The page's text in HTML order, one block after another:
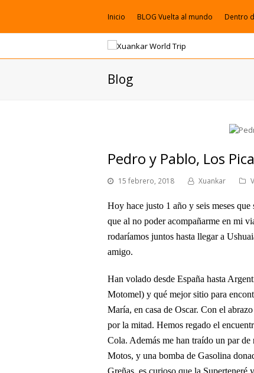
Inicio BLOG Vuelta al mundo Dentro
Blog
Pedro y Pablo, Los
15 febrero, 2018 Xuankar
Hoy hace justo 1 año y seis meses
que al no poder acompañarme en mi
rodaríamos juntos hasta llegar a
amigo.
Han volado desde España hasta
Motomel) y qué mejor sitio para
María, en casa de Oscar. Con el
por la mitad. Hemos regado el
Cola. Además me han traído un par
Motos, y una bomba de Gasolina
Greñas, es curioso que la